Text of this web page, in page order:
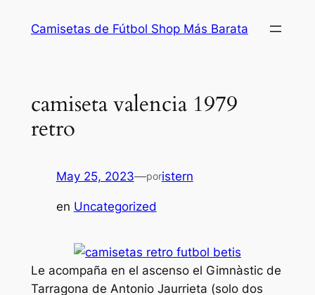
Camisetas de Fútbol Shop Más Barata
camiseta valencia 1979
retro
May 25, 2023—poristern
en Uncategorized
Le acompaña en el ascenso el Gimnàstic de
Tarragona de Antonio Jaurrieta (solo dos